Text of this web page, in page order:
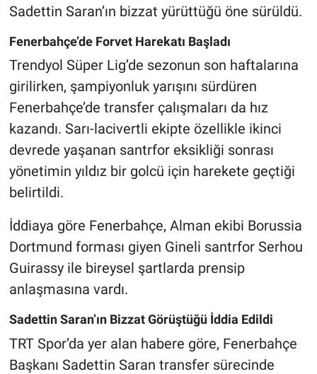
Sadettin Saran’ın bizzat yürüttüğü öne sürüldü.
Fenerbahçe’de Forvet Harekatı Başladı
Trendyol Süper Lig’de sezonun son haftalarına
girilirken, şampiyonluk yarışını sürdüren
Fenerbahçe’de transfer çalışmaları da hız
kazandı. Sarı-lacivertli ekipte özellikle ikinci
devrede yaşanan santrfor eksikliği sonrası
yönetimin yıldız bir golcü için harekete geçtiği
belirtildi.
İddiaya göre Fenerbahçe, Alman ekibi Borussia
Dortmund forması giyen Gineli santrfor Serhou
Guirassy ile bireysel şartlarda prensip
anlaşmasına vardı.
Sadettin Saran’ın Bizzat Görüştüğü İddia Edildi
TRT Spor’da yer alan habere göre, Fenerbahçe
Başkanı Sadettin Saran transfer sürecinde